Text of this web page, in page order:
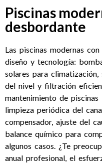
Piscinas
desbordante
Las piscinas modernas
diseño y tecnología:
solares para
del nivel y filtración
mantenimiento de
limpieza periódica del
compensador, ajuste del
balance químico para
algunos casos. ¿Te
anual profesional, el